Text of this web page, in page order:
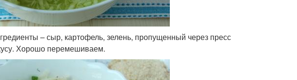
– сыр, картофель, зелень, пропущенный через пресс
Хорошо перемешиваем.